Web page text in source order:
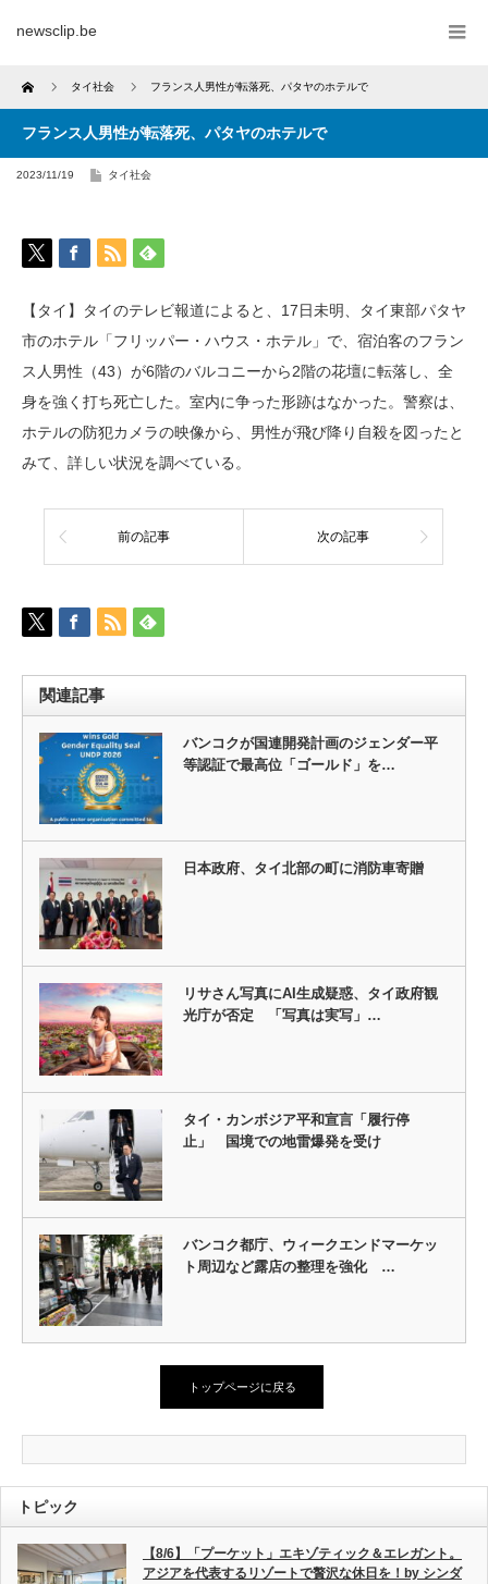
newsclip.be
Home タイ社会 フランス人男性が転落死、パタヤのホテルで
フランス人男性が転落死、パタヤのホテルで
2023/11/19 タイ社会
【タイ】タイのテレビ報道によると、17日未明、タイ東部パタヤ
市のホテル「フリッパー・ハウス・ホテル」で、宿泊客のフラン
ス人男性（43）が6階のバルコニーから2階の花壇に転落し、全
身を強く打ち死亡した。室内に争った形跡はなかった。警察は、
ホテルの防犯カメラの映像から、男性が飛び降り自殺を図ったと
みて、詳しい状況を調べている。
前の記事 次の記事
関連記事
バンコクが国連開発計画のジェンダー平
等認証で最高位「ゴールド」を…
日本政府、タイ北部の町に消防車寄贈
リサさん写真にAI生成疑惑、タイ政府観
光庁が否定 「写真は実写」…
タイ・カンボジア平和宣言「履行停
止」 国境での地雷爆発を受け
バンコク都庁、ウィークエンドマーケッ
ト周辺など露店の整理を強化 …
トップページに戻る
トピック
【8/6】「プーケット」エキゾティック＆エレガント。
アジアを代表するリゾートで贅沢な休日を！by シンダ